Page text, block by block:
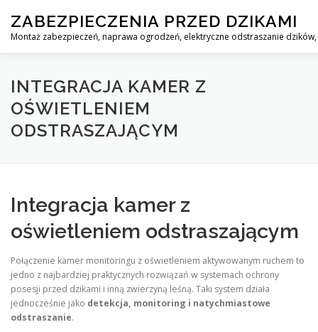
content
ZABEZPIECZENIA PRZED DZIKAMI
Montaż zabezpieczeń, naprawa ogrodzeń, elektryczne odstraszanie
STOP DZIK PROFESJONALNA OCHRONA PRZED
KONTAKT
INTEGRACJA KAMER Z
OŚWIETLENIEM
ODSTRASZAJĄCYM
Integracja kamer z
oświetleniem odstraszającym
Połączenie kamer monitoringu z oświetleniem aktywowanym ruchem to
jedno z najbardziej praktycznych rozwiązań w systemach ochrony
posesji przed dzikami i inną zwierzyną leśną. Taki system działa
jednocześnie jako detekcja, monitoring i natychmiastowe
odstraszanie.